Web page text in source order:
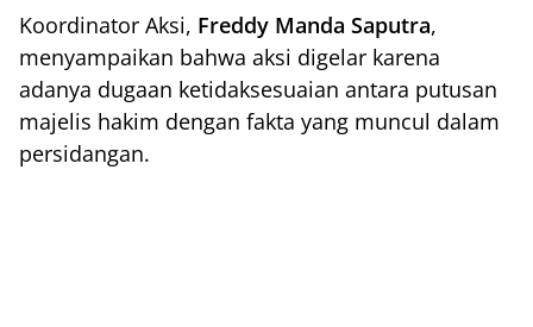
Koordinator Aksi, Freddy Manda Saputra,
menyampaikan bahwa aksi digelar karena
adanya dugaan ketidaksesuaian antara putusan
majelis hakim dengan fakta yang muncul dalam
persidangan.